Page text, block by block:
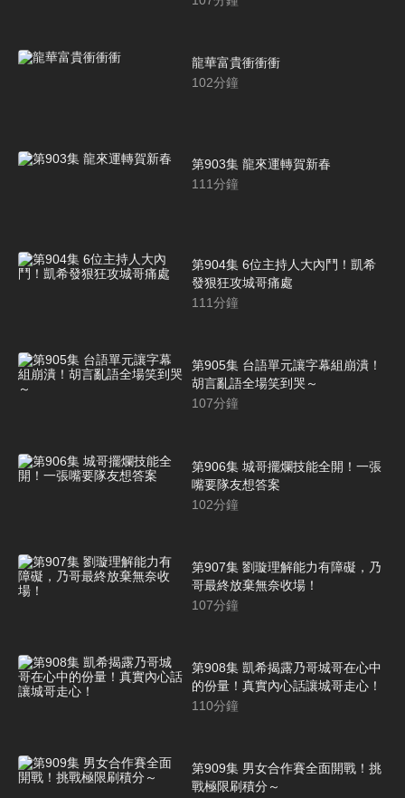
龍華富貴衝衝衝
102分鐘
第903集 龍來運轉賀新春
111分鐘
第904集 6位主持人大內鬥！凱希
發狠狂攻城哥痛處
111分鐘
第905集 台語單元讓字幕組崩潰！
胡言亂語全場笑到哭～
107分鐘
第906集 城哥擺爛技能全開！一張
嘴要隊友想答案
102分鐘
第907集 劉璇理解能力有障礙，乃
哥最終放棄無奈收場！
107分鐘
第908集 凱希揭露乃哥城哥在心中
的份量！真實內心話讓城哥走心！
110分鐘
第909集 男女合作賽全面開戰！挑
戰極限刷積分～